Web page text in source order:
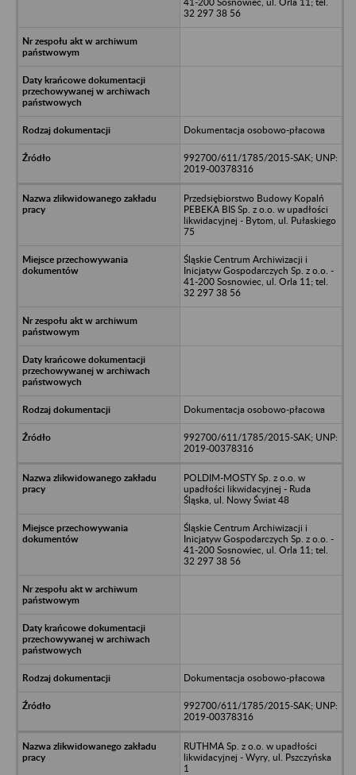
32 297 38 56
Dokumentacja osobowo-płacowa
992700/611/1785/2015-SAK; UNP:
2019-00378316
Przedsiębiorstwo Budowy Kopalń
PEBEKA BIS Sp. z o.o. w upadłości
likwidacyjnej - Bytom, ul. Pułaskiego
75
Śląskie Centrum Archiwizacji i
Inicjatyw Gospodarczych Sp. z o.o. -
41-200 Sosnowiec, ul. Orla 11; tel.
32 297 38 56
Dokumentacja osobowo-płacowa
992700/611/1785/2015-SAK; UNP:
2019-00378316
POLDIM-MOSTY Sp. z o.o. w
upadłości likwidacyjnej - Ruda
Śląska, ul. Nowy Świat 48
Śląskie Centrum Archiwizacji i
Inicjatyw Gospodarczych Sp. z o.o. -
41-200 Sosnowiec, ul. Orla 11; tel.
32 297 38 56
Dokumentacja osobowo-płacowa
992700/611/1785/2015-SAK; UNP:
2019-00378316
RUTHMA Sp. z o.o. w upadłości
likwidacyjnej - Wyry, ul. Pszczyńska
1